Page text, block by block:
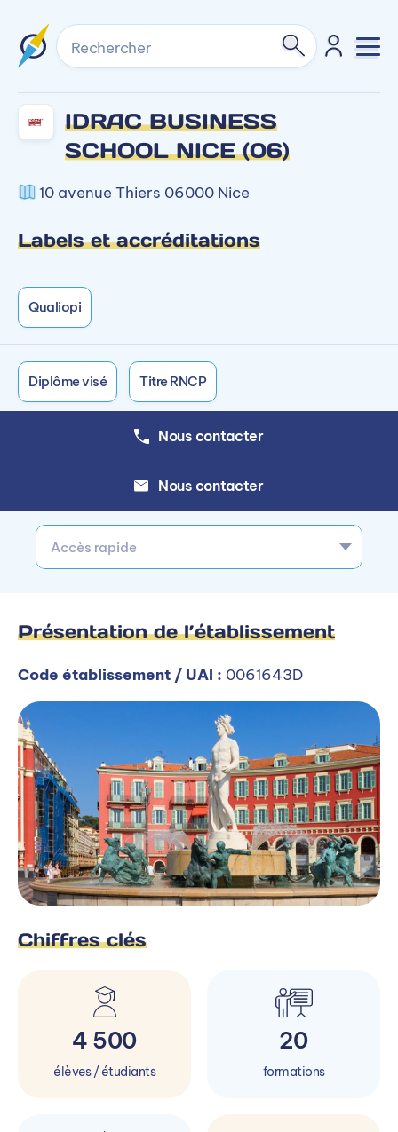
Rechercher
IDRAC BUSINESS
SCHOOL NICE (06)
10 avenue Thiers 06000 Nice
Labels et accréditations
Qualiopi
Diplôme visé Titre RNCP
Nous contacter
Nous contacter
Accès rapide
Présentation de l’établissement
Code établissement / UAI : 0061643D
Chiffres clés
4 500
élèves / étudiants
20
formations